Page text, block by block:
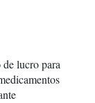
lucro para